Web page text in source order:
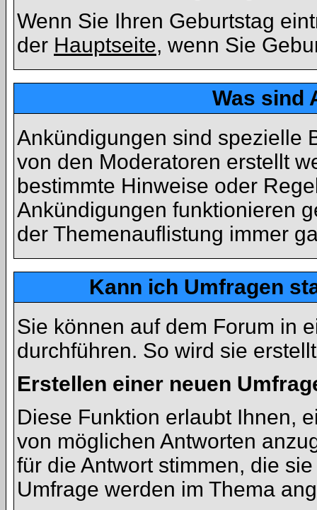
Wenn Sie Ihren Geburtstag
der Hauptseite, wenn Sie
Was sind
Ankündigungen sind spezielle
von den Moderatoren erstellt
bestimmte Hinweise oder
Ankündigungen funktionieren
der Themenauflistung immer
Kann ich Umfragen
Sie können auf dem Forum in
durchführen. So wird sie
Erstellen einer neuen
Diese Funktion erlaubt Ihnen,
von möglichen Antworten
für die Antwort stimmen, die
Umfrage werden im Thema